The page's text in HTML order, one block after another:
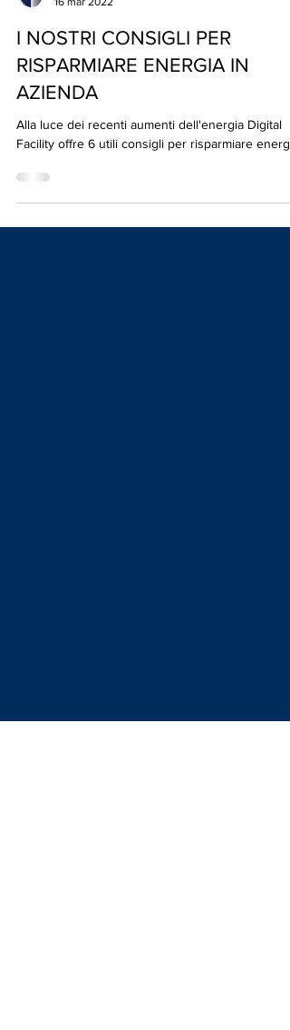
16 mar 2022
I NOSTRI CONSIGLI PER
RISPARMIARE ENERGIA IN
AZIENDA
Facility offre 6 utili consigli per risparmiare